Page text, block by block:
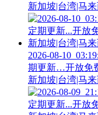
新加坡|台湾|马
2026-08-
期更新…开放免
新加坡|台湾|马